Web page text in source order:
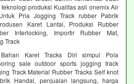
produksi Kualitas asli onemix Air
Pria Jogging Track rubber Pabrik
Karet Lantai, Produksi Rubber
Interlocking, Importir Rubber Mat,
Track
Karet Tracks Diri simpul Pola
sale outdoor sports jogging track
Track Material Rubber Tracks Self knot
Handal, penjualan langsung, harga